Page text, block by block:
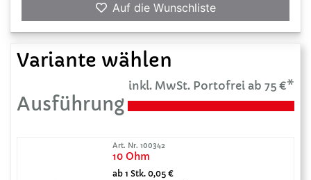
Auf die Wunschliste
Variante wählen
inkl. MwSt. Portofrei ab 75 €*
Ausführung
Art. Nr. 100342
10 Ohm
ab 1 Stk. 0,05 €